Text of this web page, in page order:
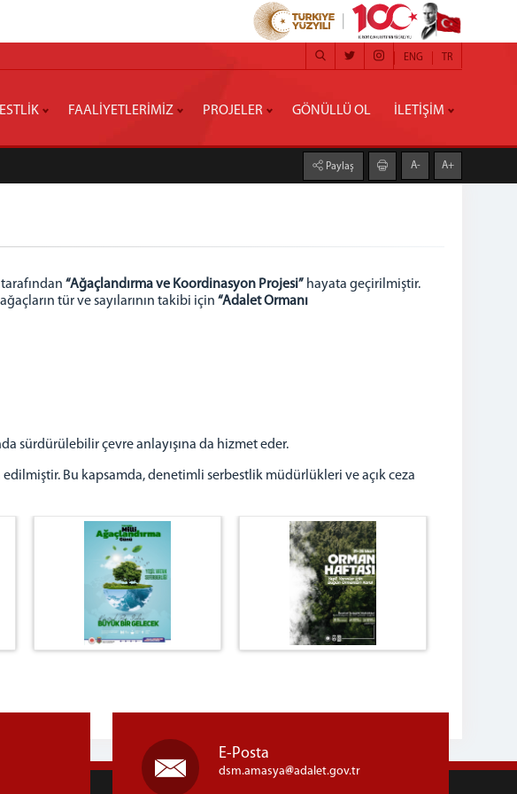
TR
ENG
FAALİYETLERİMİZ PROJELER GÖNÜLLÜ OL İLETİŞİM
Paylaş A- A+
“Ağaçlandırma ve Koordinasyon Projesi” hayata geçirilmiştir.
tür ve sayılarının takibi için “Adalet Ormanı
sürdürülebilir çevre anlayışına da hizmet eder.
edilmiştir. Bu kapsamda, denetimli serbestlik müdürlükleri ve açık ceza
E-Posta
dsm.amasya adalet.gov.tr